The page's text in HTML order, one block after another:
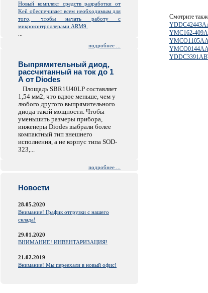
Новый комплект средств разработки от
Keil обеспечивает всем необходимым для
того, чтобы начать работу с
микроконтроллерами ARM9.
подробнее ...
Выпрямительный диод,
рассчитанный на ток до 1
А от Diodes
Площадь SBR1U40LP составляет
1,54 мм2, что вдвое меньше, чем у
любого другого выпрямительного
диода такой мощности. Чтобы
уменьшить размеры прибора,
инженеры Diodes выбрали более
компактный тип внешнего
исполнения, а не корпус типа SOD-
323,...
подробнее ...
Новости
28.05.2020
Внимание! График отгрузки с нашего
склада!
29.01.2020
ВНИМАНИЕ! ИНВЕНТАРИЗАЦИЯ!
21.02.2019
Внимание! Мы переехали в новый офис!
Смотрите
YMC162-